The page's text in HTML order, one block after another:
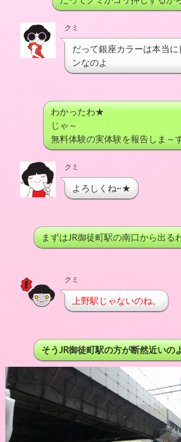
クミ
だって銀座カラーは本当に
ンなのよ
わかったわ★
じゃ～
無料体験の実体験を報告しま～
クミ
よろしくね~★
まずはJR御徒町駅の南口から出る
クミ
上野駅じゃないのね。
そうJR御徒町駅の方が断然近いの